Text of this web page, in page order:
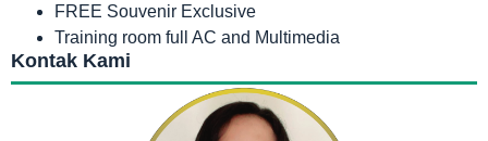
FREE Souvenir Exclusive
Training room full AC and Multimedia
Kontak Kami